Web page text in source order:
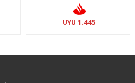
UYU 1.445